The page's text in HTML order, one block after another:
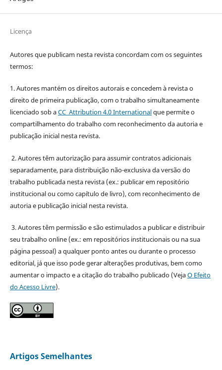
Licença
Autores que publicam nesta revista concordam com os seguintes
termos:
1. Autores mantém os direitos autorais e concedem à revista o
direito de primeira publicação, com o trabalho simultaneamente
licenciado sob aCC Attribution 4.0 Internationalque permite o
compartilhamento do trabalho com reconhecimento da autoria e
publicação inicial nesta revista.
2. Autores têm autorização para assumir contratos adicionais
separadamente, para distribuição não-exclusiva da versão do
trabalho publicada nesta revista (ex.: publicar em repositório
institucional ou como capítulo de livro), com reconhecimento de
autoria e publicação inicial nesta revista.
3. Autores têm permissão e são estimulados a publicar e distribuir
seu trabalho online (ex.: em repositórios institucionais ou na sua
página pessoal) a qualquer ponto antes ou durante o processo
editorial, já que isso pode gerar alterações produtivas, bem como
aumentar o impacto e a citação do trabalho publicado (VejaO Efeito
do Acesso Livre).
Artigos Semelhantes